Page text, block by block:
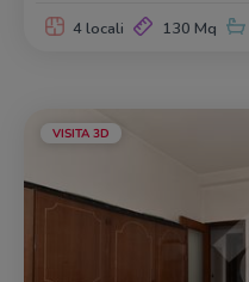
4 locali 130 Mq
VISITA 3D